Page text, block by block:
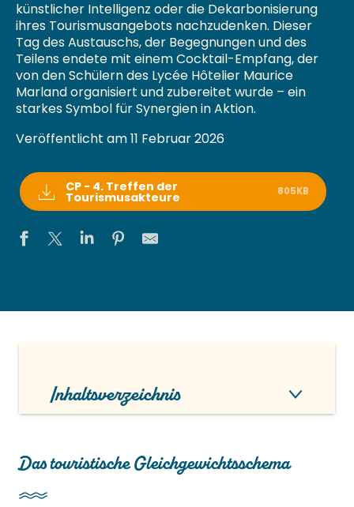
künstlicher Intelligenz oder die Dekarbonisierung
ihres Tourismusangebots nachzudenken. Dieser
Tag des Austauschs, der Begegnungen und des
Teilens endete mit einem Cocktail-Empfang, der
von den Schülern des Lycée Hôtelier Maurice
Marland organisiert und zubereitet wurde – ein
starkes Symbol für Synergien in Aktion.
Veröffentlicht am 11 Februar 2026
CP - 4. Treffen der
Tourismusakteure 805KB
Inhaltsverzeichnis
Das touristische Gleichgewichtsschema